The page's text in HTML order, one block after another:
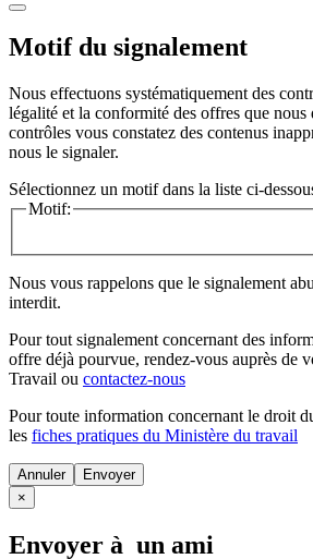
Motif du signalement
Nous effectuons systématiquement des
légalité et la conformité des offres que
contrôles vous constatez des contenus
nous le signaler.
Sélectionnez un motif dans la liste ci-
Motif:
Nous vous rappelons que le signalement
interdit.
Pour tout signalement concernant des
offre déjà pourvue, rendez-vous auprès de
Travail ou contactez-nous
Pour toute information concernant le droit
les fiches pratiques du Ministère du travail
Annuler
×
Envoyer à un ami